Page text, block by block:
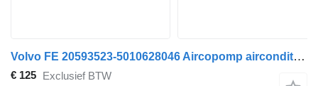
Volvo FE 20593523-5010628046 Aircopomp airconditioner compressor voor vrachtwagen
€ 125 Exclusief BTW